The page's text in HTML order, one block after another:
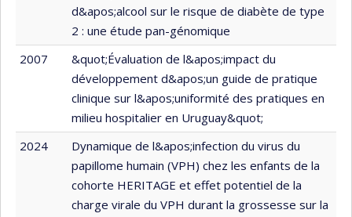
d&apos;alcool sur le risque de diabète de type
2 : une étude pan-génomique
2007
&quot;Évaluation de l&apos;impact du
développement d&apos;un guide de pratique
clinique sur l&apos;uniformité des pratiques en
milieu hospitalier en Uruguay&quot;
2024
Dynamique de l&apos;infection du virus du
papillome humain (VPH) chez les enfants de la
cohorte HERITAGE et effet potentiel de la
charge virale du VPH durant la grossesse sur la